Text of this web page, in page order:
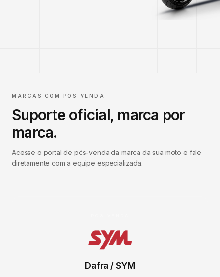
MARCAS COM PÓS-VENDA
Suporte oficial, marca por
marca.
Acesse o portal de pós-venda da marca da sua moto e fale
diretamente com a equipe especializada.
Dafra / SYM